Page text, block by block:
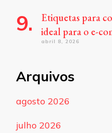
Etiquetas para
ideal para o e-
abril 8, 2026
Arquivos
agosto 2026
julho 2026